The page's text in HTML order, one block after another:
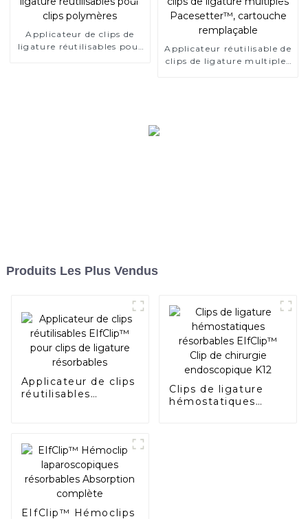
Applicateur de clips de
ligature réutilisables pour
Applicateur réutilisable de
clips de ligature multiples
Produits Les Plus Vendus
Applicateur de clips
réutilisables
Clips de ligature
hémostatiques
EIfClip™ Hémoclips